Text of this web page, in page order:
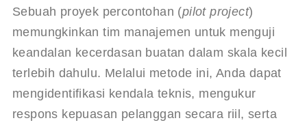
Sebuah proyek percontohan (pilot project)
memungkinkan tim manajemen untuk menguji
keandalan kecerdasan buatan dalam skala kecil
terlebih dahulu. Melalui metode ini, Anda dapat
mengidentifikasi kendala teknis, mengukur
respons kepuasan pelanggan secara riil, serta